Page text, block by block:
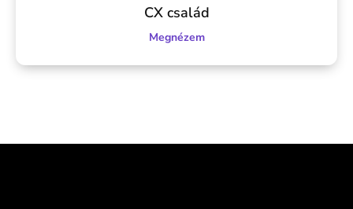
CX család
Megnézem